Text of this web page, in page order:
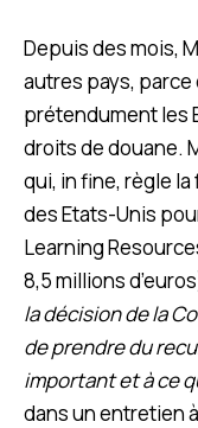
Depuis des mois,
autres pays, parce
prétendument les
droits de douane.
qui, in fine, règle
des Etats-Unis
Learning
8,5 millions
la décision de la
de prendre du
important et à ce
dans un entretien